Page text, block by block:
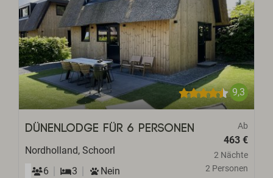
9,3
Ab
463 €
2 Nächte
2 Personen
Dünenlodge für 6 Personen
Nordholland, Schoorl
6
3
Nein